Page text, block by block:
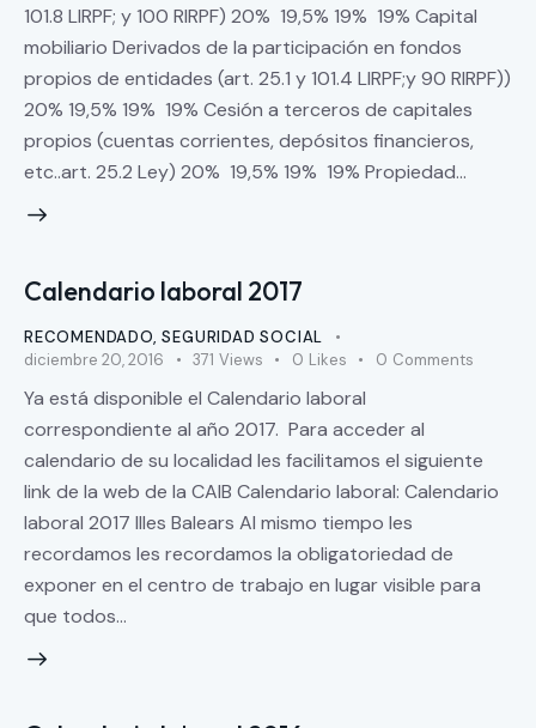
101.8 LIRPF; y 100 RIRPF) 20% 19,5% 19% 19% Capital
mobiliario Derivados de la participación en fondos
propios de entidades (art. 25.1 y 101.4 LIRPF;y 90 RIRPF))
20% 19,5% 19% 19% Cesión a terceros de capitales
propios (cuentas corrientes, depósitos financieros,
etc..art. 25.2 Ley) 20% 19,5% 19% 19% Propiedad…
Calendario laboral 2017
RECOMENDADO,SEGURIDAD SOCIAL
diciembre 20, 2016
371 Views 0 Likes 0 Comments
Ya está disponible el Calendario laboral
correspondiente al año 2017. Para acceder al
calendario de su localidad les facilitamos el siguiente
link de la web de la CAIB Calendario laboral: Calendario
laboral 2017 Illes Balears Al mismo tiempo les
recordamos les recordamos la obligatoriedad de
exponer en el centro de trabajo en lugar visible para
que todos…